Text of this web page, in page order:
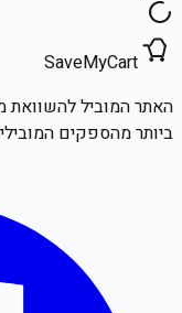
SaveMyCart
האתר המוביל להשוואת
ביותר מהספקים